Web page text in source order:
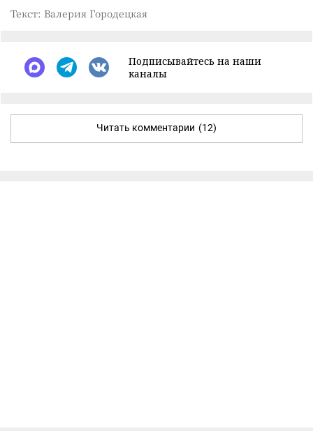
Текст: Валерия Городецкая
Подписывайтесь на наши
каналы
Читать комментарии (12)